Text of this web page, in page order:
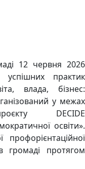
12 червня 2026
практик
влада, бізнес:
у межах
DECIDE
освіти».
громаді протягом